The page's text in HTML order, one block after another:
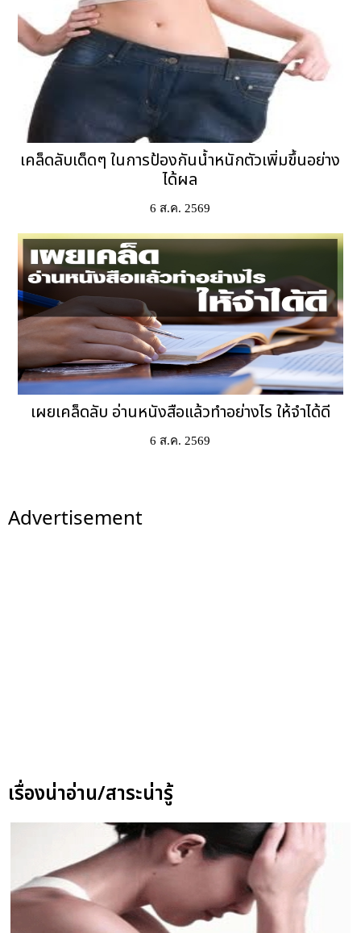
เคล็ดลับเด็ดๆ ในการป้องกันน้ำหนักตัวเพิ่มขึ้นอย่าง
ได้ผล
6 ส.ค. 2569
เผยเคล็ดลับ อ่านหนังสือแล้วทำอย่างไร ให้จำได้ดี
6 ส.ค. 2569
Advertisement
เรื่องน่าอ่าน/สาระน่ารู้